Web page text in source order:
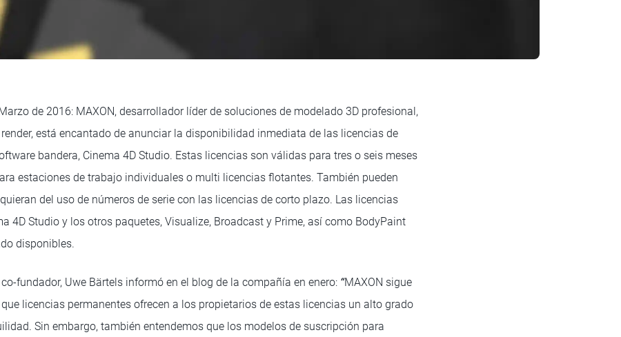
de 2016: MAXON, desarrollador líder de soluciones de modelado 3D profesional,
está encantado de anunciar la disponibilidad inmediata de las licencias de
bandera, Cinema 4D Studio. Estas licencias son válidas para tres o seis meses
estaciones de trabajo individuales o multi licencias flotantes. También pueden
del uso de números de serie con las licencias de corto plazo. Las licencias
4D Studio y los otros paquetes, Visualize, Broadcast y Prime, así como BodyPaint
disponibles.
co-fundador, Uwe Bärtels informó en el blog de la compañía en enero: “MAXON sigue
licencias permanentes ofrecen a los propietarios de estas licencias un alto grado
Sin embargo, también entendemos que los modelos de suscripción para